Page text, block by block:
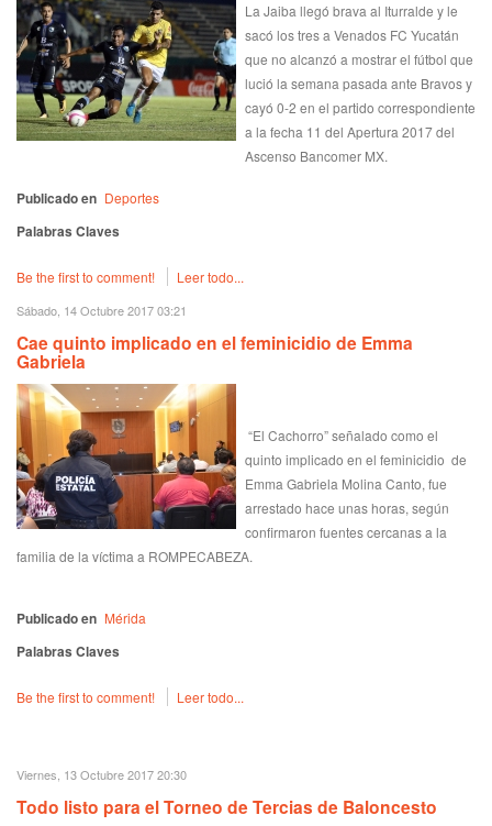
La Jaiba llegó brava al Iturralde y le
sacó los tres a Venados FC Yucatán
que no alcanzó a mostrar el fútbol que
lució la semana pasada ante Bravos y
cayó 0-2 en el partido correspondiente
a la fecha 11 del Apertura 2017 del
Ascenso Bancomer MX.
Publicado en Deportes
Palabras Claves
Be the first to comment! Leer todo...
Sábado, 14 Octubre 2017 03:21
Cae quinto implicado en el feminicidio de Emma
Gabriela
“El Cachorro” señalado como el
quinto implicado en el feminicidio de
Emma Gabriela Molina Canto, fue
arrestado hace unas horas, según
confirmaron fuentes cercanas a la
familia de la víctima a ROMPECABEZA.
Publicado en Mérida
Palabras Claves
Be the first to comment! Leer todo...
Viernes, 13 Octubre 2017 20:30
Todo listo para el Torneo de Tercias de Baloncesto